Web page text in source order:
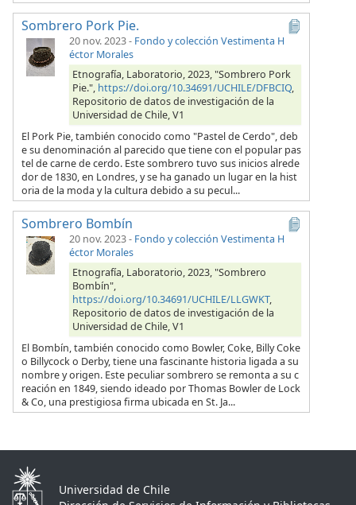
Sombrero Pork Pie.
20 nov. 2023- Fondo y colección Vestimenta H
éctor Morales
Etnografía, Laboratorio, 2023, "Sombrero Pork
Pie.", https://doi.org/10.34691/UCHILE/DFBCIQ,
Repositorio de datos de investigación de la
Universidad de Chile, V1
El Pork Pie, también conocido como "Pastel de Cerdo", deb
e su denominación al parecido que tiene con el popular pas
tel de carne de cerdo. Este sombrero tuvo sus inicios alrede
dor de 1830, en Londres, y se ha ganado un lugar en la hist
oria de la moda y la cultura debido a su pecul...
Sombrero Bombín
20 nov. 2023- Fondo y colección Vestimenta H
éctor Morales
Etnografía, Laboratorio, 2023, "Sombrero
Bombín",
https://doi.org/10.34691/UCHILE/LLGWKT,
Repositorio de datos de investigación de la
Universidad de Chile, V1
El Bombín, también conocido como Bowler, Coke, Billy Coke
o Billycock o Derby, tiene una fascinante historia ligada a su
nombre y origen. Este peculiar sombrero se remonta a su c
reación en 1849, siendo ideado por Thomas Bowler de Lock
& Co, una prestigiosa firma ubicada en St. Ja...
Universidad de Chile